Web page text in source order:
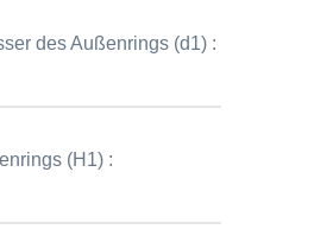
des Außenrings (d1) :
(H1) :